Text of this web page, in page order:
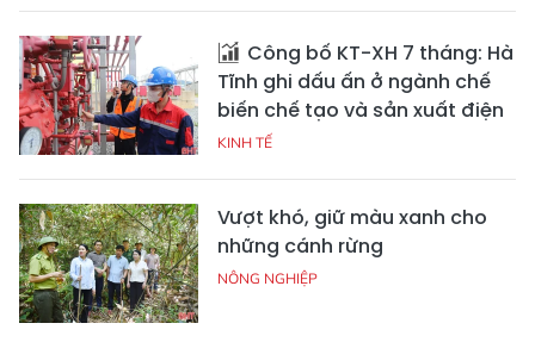
Công bố KT-XH 7 tháng: Hà
Tĩnh ghi dấu ấn ở ngành chế
biến chế tạo và sản xuất điện
KINH TẾ
Vượt khó, giữ màu xanh cho
những cánh rừng
NÔNG NGHIỆP